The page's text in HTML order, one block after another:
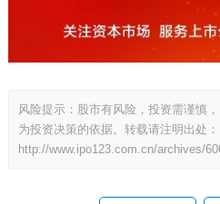
风险提示：股市有风险，投资需谨慎
为投资决策的依据。转载请注明出处：
http://www.ipo123.com.cn/archives/